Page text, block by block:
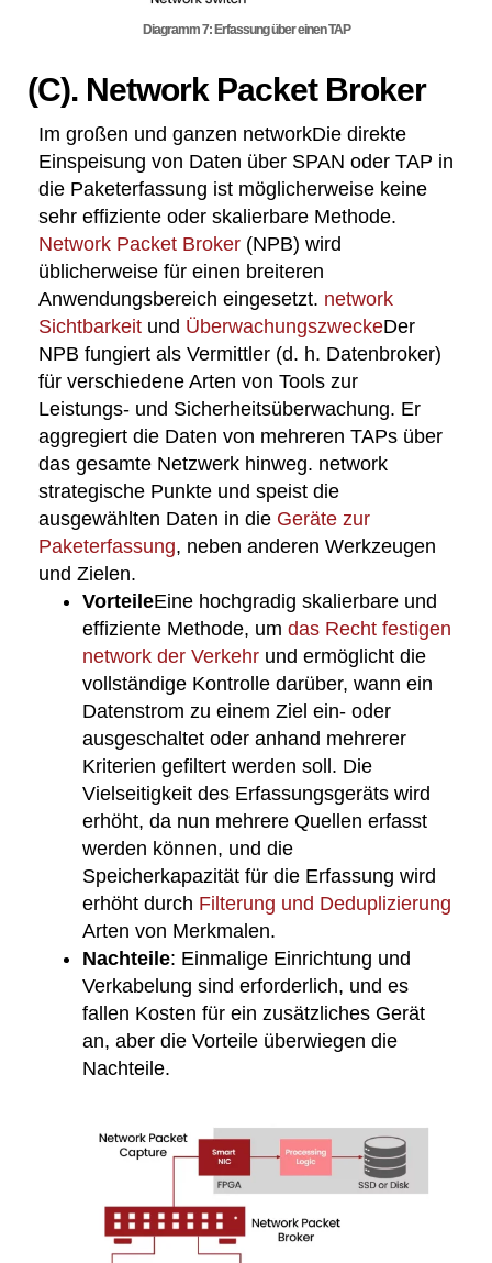
Diagramm 7: Erfassung über einen TAP
(C). Network Packet Broker
Im großen und ganzen networkDie direkte
Einspeisung von Daten über SPAN oder TAP in
die Paketerfassung ist möglicherweise keine
sehr effiziente oder skalierbare Methode.
Network Packet Broker (NPB) wird
üblicherweise für einen breiteren
Anwendungsbereich eingesetzt. network
Sichtbarkeit und ÜberwachungszweckeDer
NPB fungiert als Vermittler (d. h. Datenbroker)
für verschiedene Arten von Tools zur
Leistungs- und Sicherheitsüberwachung. Er
aggregiert die Daten von mehreren TAPs über
das gesamte Netzwerk hinweg. network
strategische Punkte und speist die
ausgewählten Daten in die Geräte zur
Paketerfassung, neben anderen Werkzeugen
und Zielen.
VorteileEine hochgradig skalierbare und
effiziente Methode, um das Recht festigen
network der Verkehr und ermöglicht die
vollständige Kontrolle darüber, wann ein
Datenstrom zu einem Ziel ein- oder
ausgeschaltet oder anhand mehrerer
Kriterien gefiltert werden soll. Die
Vielseitigkeit des Erfassungsgeräts wird
erhöht, da nun mehrere Quellen erfasst
werden können, und die
Speicherkapazität für die Erfassung wird
erhöht durch Filterung und Deduplizierung
Arten von Merkmalen.
Nachteile: Einmalige Einrichtung und
Verkabelung sind erforderlich, und es
fallen Kosten für ein zusätzliches Gerät
an, aber die Vorteile überwiegen die
Nachteile.